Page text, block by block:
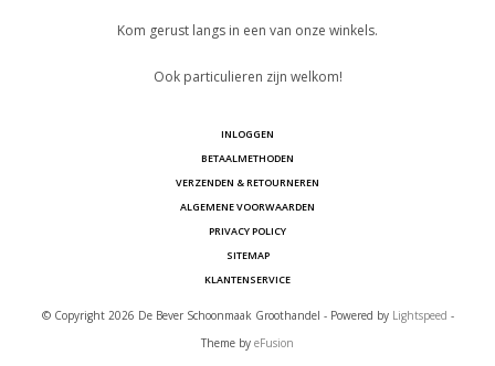
Kom gerust langs in een van onze winkels.
Ook particulieren zijn welkom!
INLOGGEN
BETAALMETHODEN
VERZENDEN & RETOURNEREN
ALGEMENE VOORWAARDEN
PRIVACY POLICY
SITEMAP
KLANTENSERVICE
© Copyright 2026 De Bever Schoonmaak Groothandel - Powered by Lightspeed -
Theme by eFusion